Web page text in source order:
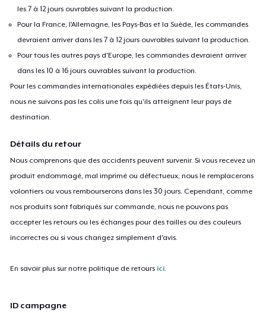
les 7 à 12 jours ouvrables suivant la production.
Pour la France, l'Allemagne, les Pays-Bas et la Suède, les commandes
devraient arriver dans les 7 à 12 jours ouvrables suivant la production.
Pour tous les autres pays d'Europe, les commandes devraient arriver
dans les 10 à 16 jours ouvrables suivant la production.
Pour les commandes internationales expédiées depuis les États-Unis,
nous ne suivons pas les colis une fois qu'ils atteignent leur pays de
destination.
Détails du retour
Nous comprenons que des accidents peuvent survenir. Si vous recevez un
produit endommagé, mal imprimé ou défectueux, nous le remplacerons
volontiers ou vous rembourserons dans les 30 jours. Cependant, comme
nos produits sont fabriqués sur commande, nous ne pouvons pas
accepter les retours ou les échanges pour des tailles ou des couleurs
incorrectes ou si vous changez simplement d'avis.
En savoir plus sur notre politique de retours ici
ID campagne